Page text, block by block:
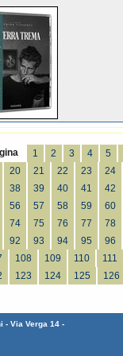
1 2 3 4 5
20
21 22 23 24
38
39 40 41 42
56
57 58 59 60
74
75 76 77 78
92
93 94 95 96
108 109 110 111
123 124 125 126
- Via Verga 14 -